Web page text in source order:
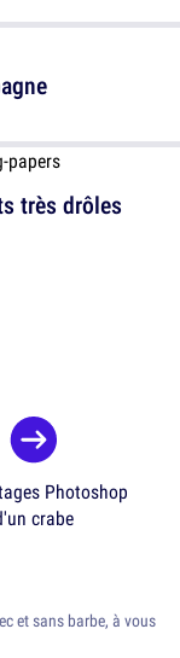
très drôles
Photoshop
crabe
et sans barbe, à vous